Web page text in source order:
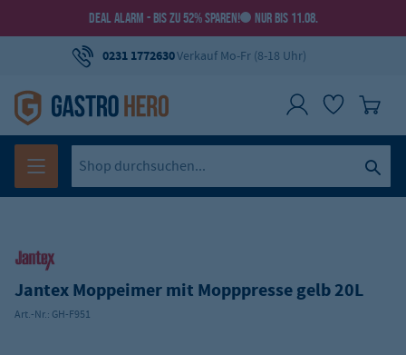
DEAL ALARM - BIS ZU 52% SPAREN! NUR BIS 11.08.
0231 1772630Verkauf Mo-Fr (8-18 Uhr)
Jantex Moppeimer mit Mopppresse gelb 20L
Art.-Nr.: GH-F951